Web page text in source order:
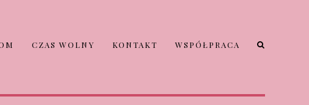
CZAS WOLNY KONTAKT WSPÓŁPRACA